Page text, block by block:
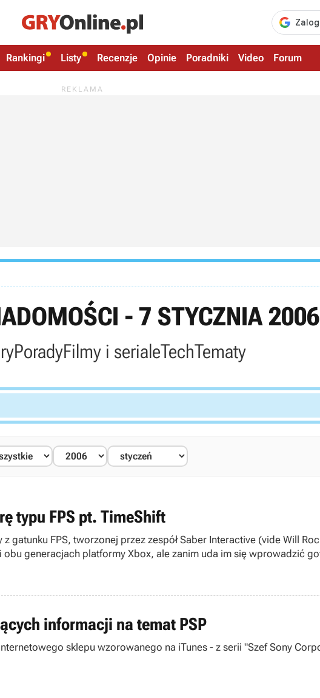
Rankingi Listy Recenzje Opinie Poradniki Video Forum
- 7 STYCZNIA 2006
PoradyFilmy i serialeTechTematy
typu FPS pt. TimeShift
gatunku FPS, tworzonej przez zespół Saber Interactive (vide Will
generacjach platformy Xbox, ale zanim uda im się wprowadzić
informacji na temat PSP
sklepu wzorowanego na iTunes - z serii "Szef Sony